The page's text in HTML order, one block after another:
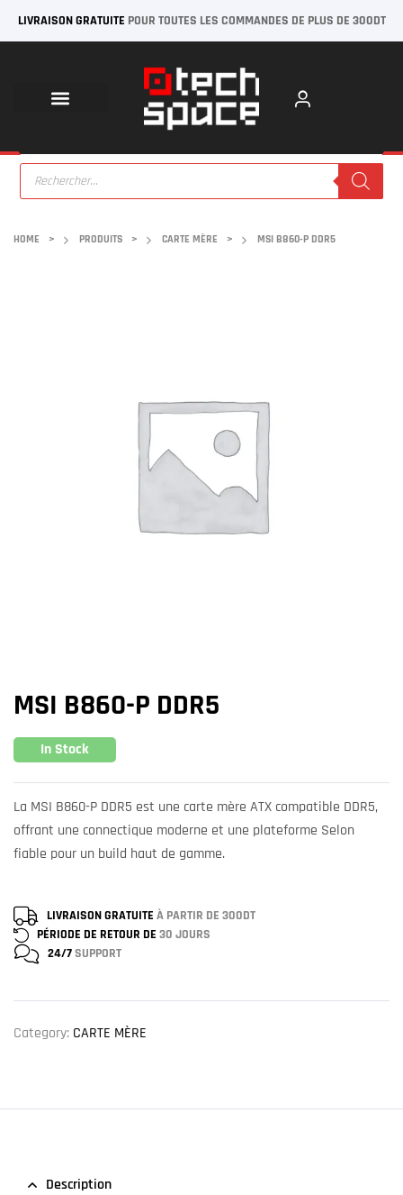
LIVRAISON GRATUITE POUR TOUTES LES COMMANDES DE PLUS DE 300DT
HOME > PRODUITS > CARTE MÈRE > MSI B860-P DDR5
MSI B860-P DDR5
In Stock
La MSI B860-P DDR5 est une carte mère ATX compatible DDR5,
offrant une connectique moderne et une plateforme Selon
fiable pour un build haut de gamme.
LIVRAISON GRATUITE À PARTIR DE 300DT
PÉRIODE DE RETOUR DE 30 JOURS
24/7SUPPORT
Category: CARTE MÈRE
Description